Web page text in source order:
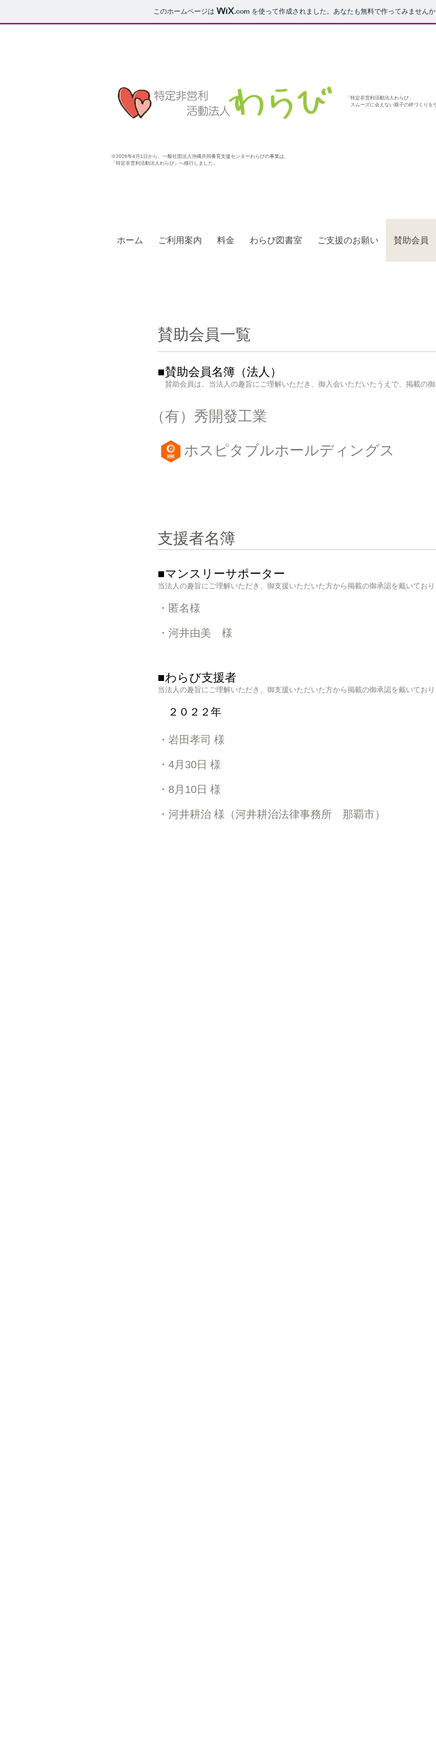
このホームページは .com を使って作成されました。あなたも無料で作ってみません
「特定非営利活動法人わらび」
スムーズに会えない親子の絆づくりを
​※2026年4月1日から、一般社団法人沖縄共同養育支援センターわらびの事業は、
「特定非営利活動法人わらび」へ移行しました。
ホーム ご利用案内 料金 わらび図書室 ご支援のお願い 賛助会員
賛助会員一覧
■賛助会員名簿（法人）
賛助会員は、当法人の趣旨にご理解いただき、御入会いただいたうえで、掲載の
​（有）秀開發工業
​ホスピタブルホールディングス
支援者名簿
■マンスリーサポーター
当法人の趣旨にご理解いただき、御支援いただいた方から掲載の御承認を戴いてお
​・匿名様
​・河井由美 様
■わらび支援者
当法人の趣旨にご理解いただき、御支援いただいた方から掲載の御承認を戴いてお
​２０２２年​
​・岩田孝司 様
​・4月30日 様
​・8月10日 様
​・河井耕治 様（河井耕治法律事務所 那覇市）